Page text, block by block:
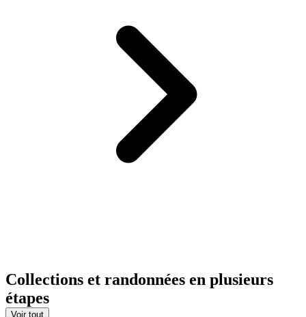
Collections et randonnées en plusieurs
étapes
Voir tout